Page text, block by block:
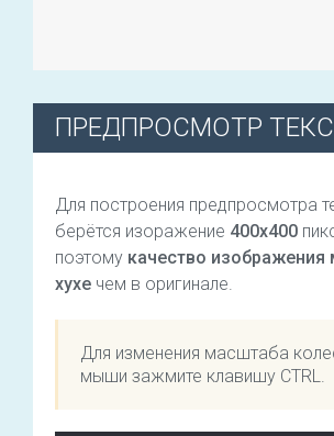
ПРЕДПРОСМОТР
Для построения предпросмотра
берётся изоражение 400х400
поэтому качество
хухе чем в оригинале.
Для изменения масштаба
мыши зажмите клавишу CTRL.